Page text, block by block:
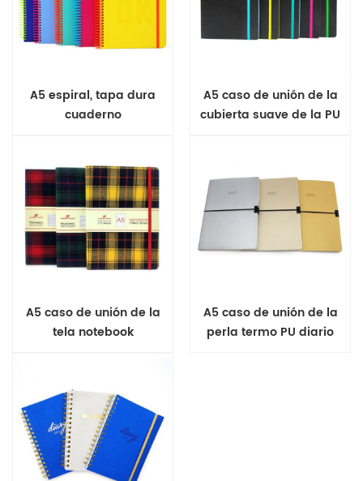
A5 espiral, tapa dura
cuaderno
A5 caso de unión de la
cubierta suave de la PU
A5 caso de unión de la
tela notebook
A5 caso de unión de la
perla termo PU diario